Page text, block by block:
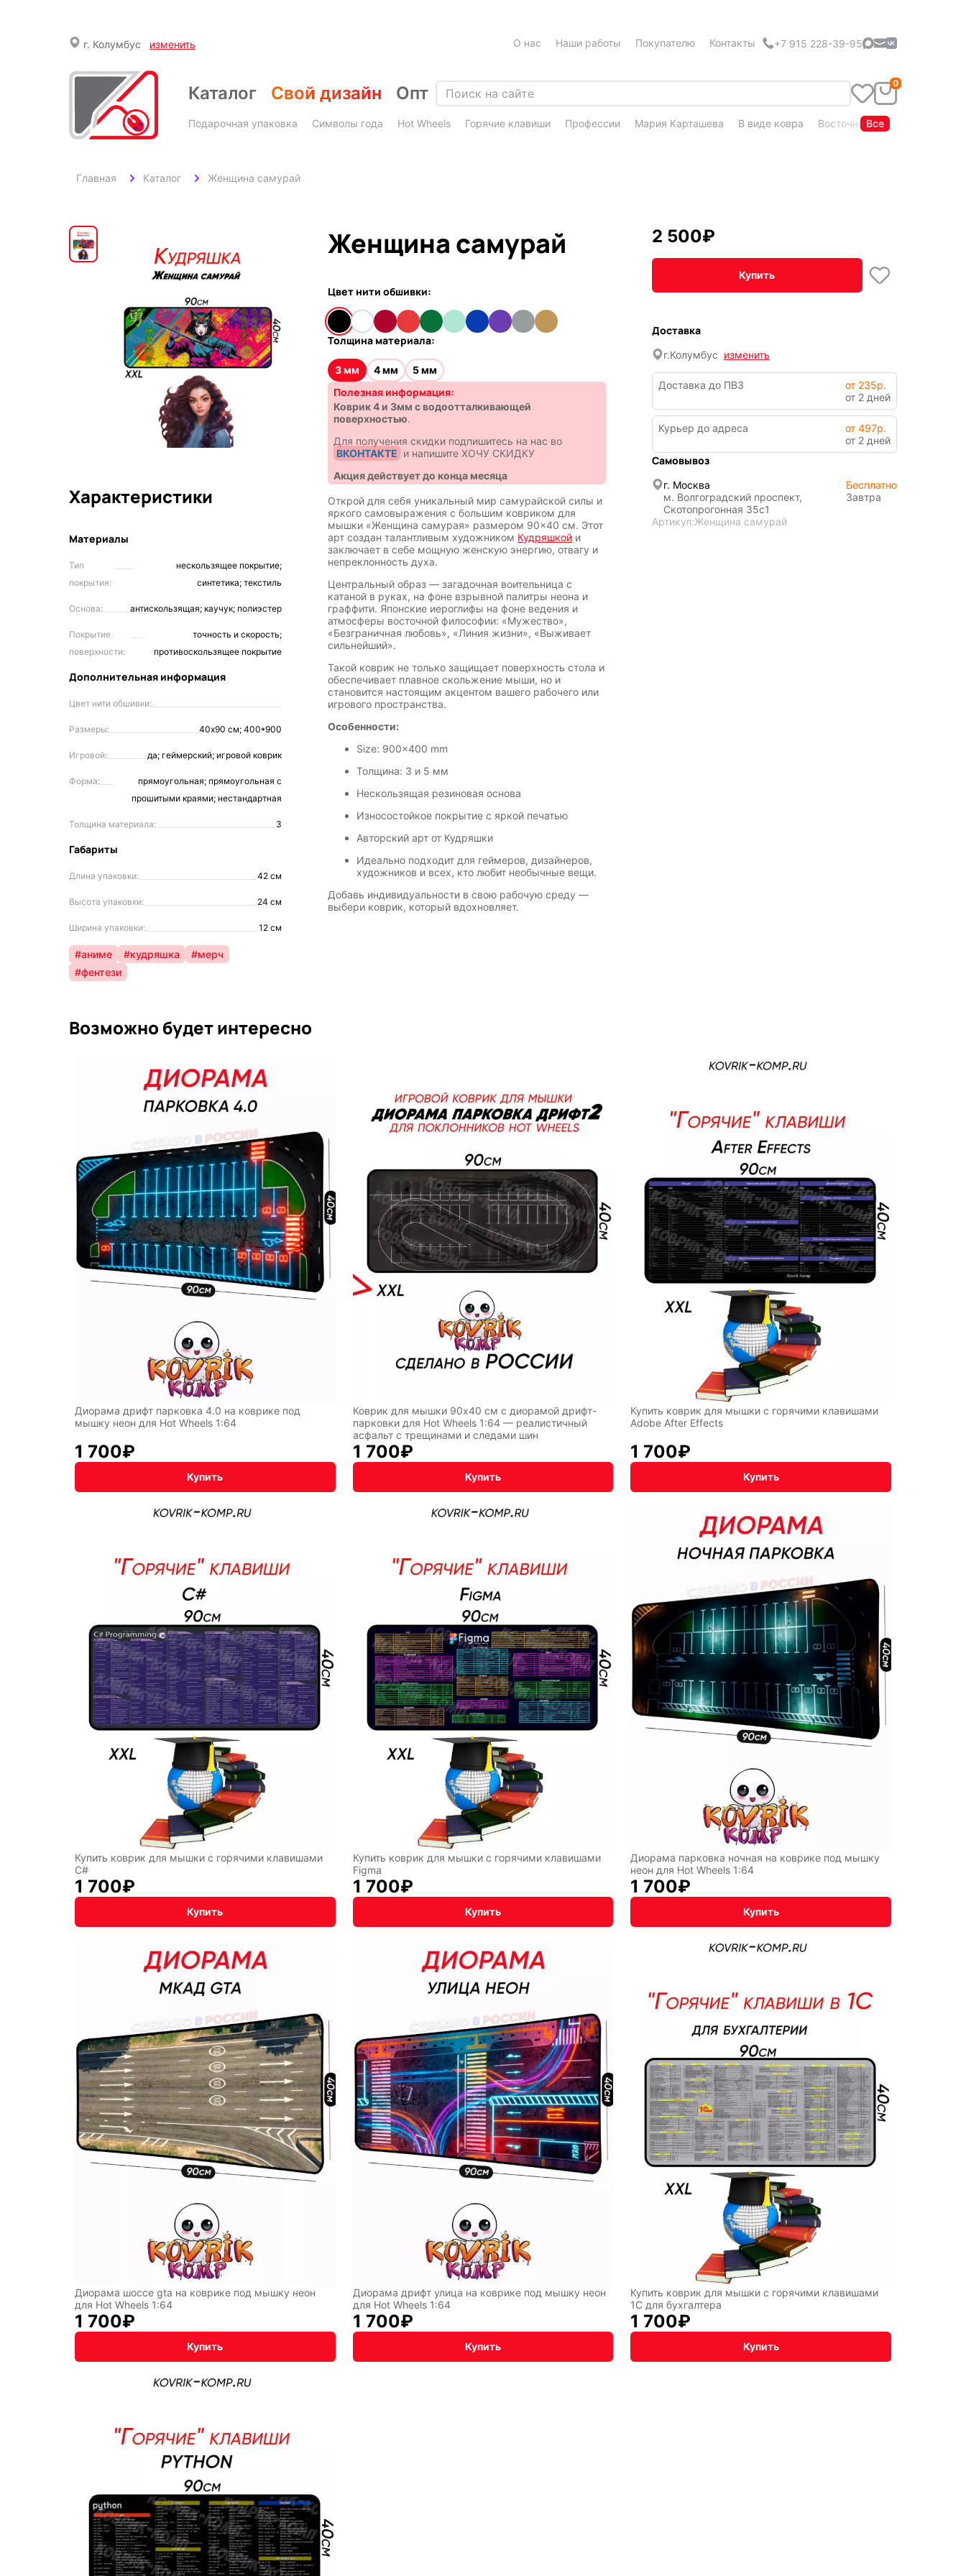
г. Колумбус изменить О нас Наши работы Покупателю Контакты +7 915 228-39-95
Каталог Свой дизайн Опт 0
Подарочная упаковка Символы года Hot Wheels Горячие клавиши Профессии Мария Карташева В виде ковра Восточный стиль
Все
Главная Каталог Женщина самурай
Женщина самурай
Цвет нити обшивки:
Толщина материала:
3 мм 4 мм 5 мм
Полезная информация:
Коврик 4 и 3мм с водоотталкивающей
поверхностью.
Для получения скидки подпишитесь на нас во
ВКОНТАКТЕ и напишите ХОЧУ СКИДКУ
Акция действует до конца месяца
Характеристики
Материалы
Тип
покрытия:
нескользящее покрытие;
синтетика; текстиль
Основа: антискользящая; каучук; полиэстер
Покрытие
поверхности:
точность и скорость;
противоскользящее покрытие
Дополнительная информация
Цвет нити обшивки:
Размеры: 40х90 см; 400*900
Игровой: да; геймерский; игровой коврик
Форма:
прямоугольная; прямоугольная с
прошитыми краями; нестандартная
Толщина материала: 3
Габариты
Длина упаковки: 42 см
Высота упаковки: 24 см
Ширина упаковки: 12 см
#аниме #кудряшка
#мерч
#фентези
Открой для себя уникальный мир самурайской силы и
яркого самовыражения с большим ковриком для
мышки «Женщина самурая» размером 90×40 см. Этот
арт создан талантливым художником Кудряшкой и
заключает в себе мощную женскую энергию, отвагу и
непреклонность духа.
Центральный образ — загадочная воительница с
катаной в руках, на фоне взрывной палитры неона и
граффити. Японские иероглифы на фоне ведения и
атмосферы восточной философии: «Мужество»,
«Безграничная любовь», «Линия жизни», «Выживает
сильнейший».
Такой коврик не только защищает поверхность стола и
обеспечивает плавное скольжение мыши, но и
становится настоящим акцентом вашего рабочего или
игрового пространства.
Особенности:
Size: 900×400 mm
Толщина: 3 и 5 мм
Нескользящая резиновая основа
Износостойкое покрытие с яркой печатью
Авторский арт от Кудряшки
Идеально подходит для геймеров, дизайнеров,
художников и всех, кто любит необычные вещи.
Добавь индивидуальности в свою рабочую среду —
выбери коврик, который вдохновляет.
2 500₽
Купить
Доставка
г.Колумбус изменить
Доставка до ПВЗ
от 235р.
от 2 дней
Курьер до адреса
от 497р.
от 2 дней
Самовывоз
г. Москва
м. Волгоградский проспект,
Скотопрогонная 35с1
Бесплатно
Завтра
Артикул:Женщина самурай
Возможно будет интересно
Диорама дрифт парковка 4.0 на коврике под
мышку неон для Hot Wheels 1:64
1 700₽
Купить
Коврик для мышки 90x40 см с диорамой дрифт-
парковки для Hot Wheels 1:64 — реалистичный
асфальт с трещинами и следами шин
1 700₽
Купить
Купить коврик для мышки с горячими клавишами
Adobe After Effects
1 700₽
Купить
Купить коврик для мышки с горячими клавишами
C#
1 700₽
Купить
Купить коврик для мышки с горячими клавишами
Figma
1 700₽
Купить
Диорама парковка ночная на коврике под мышку
неон для Hot Wheels 1:64
1 700₽
Купить
Диорама шоссе gta на коврике под мышку неон
для Hot Wheels 1:64
1 700₽
Купить
Диорама дрифт улица на коврике под мышку неон
для Hot Wheels 1:64
1 700₽
Купить
Купить коврик для мышки с горячими клавишами
1С для бухгалтера
1 700₽
Купить
Hot
Wheels
Профессии
Мария
Карташева
В виде
ковра
Восточный
Кудряшка INariArt
Разное
По
СССР Аниме Транспорт
Абстракция Фентези Космос
Дарк
NET
Текущий:Колумбус